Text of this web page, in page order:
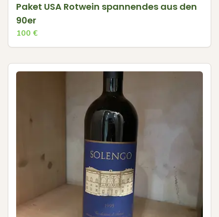
Paket USA Rotwein spannendes aus den
90er
100 €